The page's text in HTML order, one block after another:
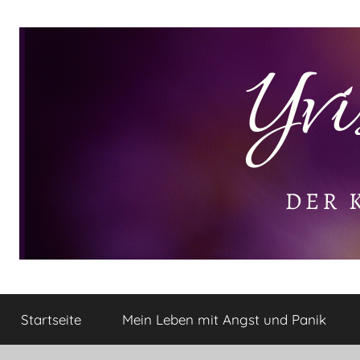
Yvis
Lifestyle
kleine
Lifestyle
Startseite Mein Leben mit Angst und Panik